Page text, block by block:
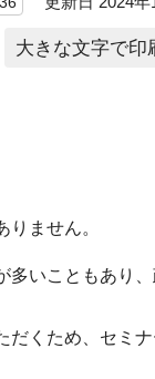
大きな文字で印
ません。
多いこともあり
だくため、セミナ